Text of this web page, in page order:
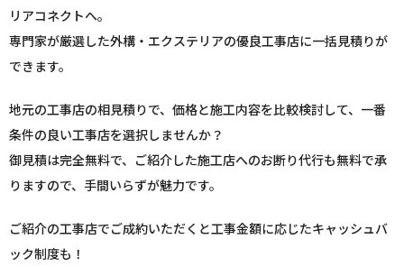
リアコネクトへ。
専門家が厳選した外構・エクステリアの優良工事店に一括見積りが
できます。
地元の工事店の相見積りで、価格と施工内容を比較検討して、一番
条件の良い工事店を選択しませんか？
御見積は完全無料で、ご紹介した施工店へのお断り代行も無料で承
りますので、手間いらずが魅力です。
ご紹介の工事店でご成約いただくと工事金額に応じたキャッシュバ
ック制度も！